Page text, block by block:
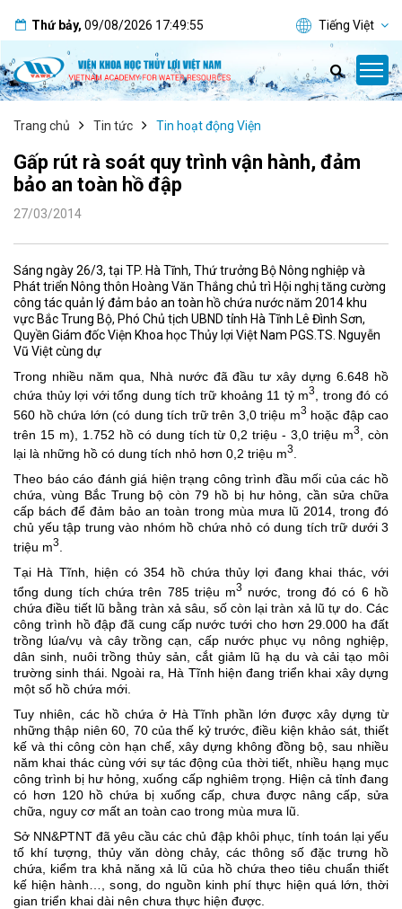
Thứ bảy, 09/08/2026 17:49:55 Tiếng Việt
Trang chủ Tin tức Tin hoạt động Viện
Gấp rút rà soát quy trình vận hành, đảm
bảo an toàn hồ đập
27/03/2014
Sáng ngày 26/3, tại TP. Hà Tĩnh, Thứ trưởng Bộ Nông nghiệp và
Phát triển Nông thôn Hoàng Văn Thắng chủ trì Hội nghị tăng cường
công tác quản lý đảm bảo an toàn hồ chứa nước năm 2014 khu
vực Bắc Trung Bộ, Phó Chủ tịch UBND tỉnh Hà Tĩnh Lê Đình Sơn,
Quyền Giám đốc Viện Khoa học Thủy lợi Việt Nam PGS.TS. Nguyễn
Vũ Việt cùng dự
Trong nhiều năm qua, Nhà nước đã đầu tư xây dựng 6.648 hồ
chứa thủy lợi với tổng dung tích trữ khoảng 11 tỷ m3, trong đó có
560 hồ chứa lớn (có dung tích trữ trên 3,0 triệu m3hoặc đập cao
trên 15 m), 1.752 hồ có dung tích từ 0,2 triệu - 3,0 triệu m3
, còn
lại là những hồ có dung tích nhỏ hơn 0,2 triệu m3.
Theo báo cáo đánh giá hiện trạng công trình đầu mối của các hồ
chứa, vùng Bắc Trung bộ còn 79 hồ bị hư hỏng, cần sửa chữa
cấp bách để đảm bảo an toàn trong mùa mưa lũ 2014, trong đó
chủ yếu tập trung vào nhóm hồ chứa nhỏ có dung tích trữ dưới 3
triệu m3
Tại Hà Tĩnh, hiện có 354 hồ chứa thủy lợi đang khai thác, với
tổng dung tích chứa trên 785 triệu m3 nước, trong đó có 6 hồ
chứa điều tiết lũ bằng tràn xả sâu, số còn lại tràn xả lũ tự do. Các
công trình hồ đập đã cung cấp nước tưới cho hơn 29.000 ha đất
trồng lúa/vụ và cây trồng cạn, cấp nước phục vụ nông nghiệp,
dân sinh, nuôi trồng thủy sản, cắt giảm lũ hạ du và cải tạo môi
trường sinh thái. Ngoài ra, Hà Tĩnh hiện đang triển khai xây dựng
một số hồ chứa mới.
Tuy nhiên, các hồ chứa ở Hà Tĩnh phần lớn được xây dựng từ
những thập niên 60, 70 của thế kỷ trước, điều kiện khảo sát, thiết
kế và thi công còn hạn chế, xây dựng không đồng bộ, sau nhiều
năm khai thác cùng với sự tác động của thời tiết, nhiều hạng mục
công trình bị hư hỏng, xuống cấp nghiêm trọng. Hiện cả tỉnh đang
có hơn 120 hồ chứa bị xuống cấp, chưa được nâng cấp, sửa
chữa, nguy cơ mất an toàn cao trong mùa mưa lũ.
Sở NN&PTNT đã yêu cầu các chủ đập khôi phục, tính toán lại yếu
tố khí tượng, thủy văn dòng chảy, các thông số đặc trưng hồ
chứa, kiểm tra khả năng xả lũ của hồ chứa theo tiêu chuẩn thiết
kế hiện hành…, song, do nguồn kinh phí thực hiện quá lớn, thời
gian triển khai dài nên chưa thực hiện được.